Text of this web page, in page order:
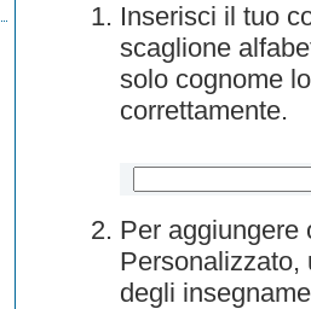
Inserisci il tuo
scaglione
solo cognome
correttamente.
Per aggiungere
Personalizzato,
degli